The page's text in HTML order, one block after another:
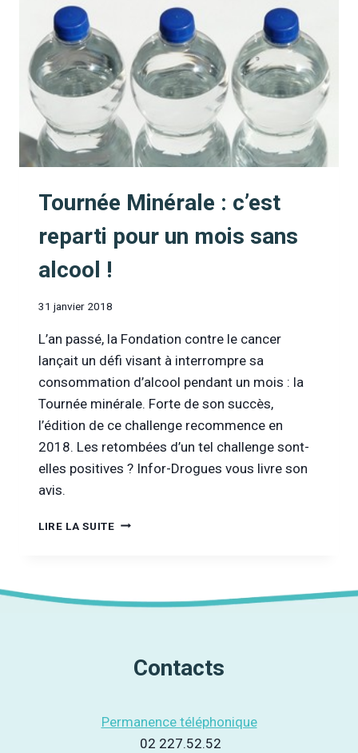
TOUJOURS
POPULAIRE
Tournée Minérale : c’est
reparti pour un mois sans
alcool !
31 janvier 2018
L’an passé, la Fondation contre le cancer
lançait un défi visant à interrompre sa
consommation d’alcool pendant un mois : la
Tournée minérale. Forte de son succès,
l’édition de ce challenge recommence en
2018. Les retombées d’un tel challenge sont-
elles positives ? Infor-Drogues vous livre son
avis.
LIRE LA SUITETOURNÉE
POUR
ALCOOL
Contacts
Permanence téléphonique
02 227.52.52